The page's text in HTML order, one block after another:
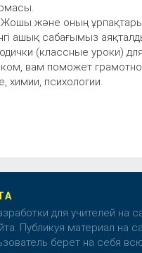
және оның ұрпақтары
ашық сабағымыз
(классные уроки)
вам поможет
химии, психологии.
для учителей на
Публикуя материал на
берет на себя